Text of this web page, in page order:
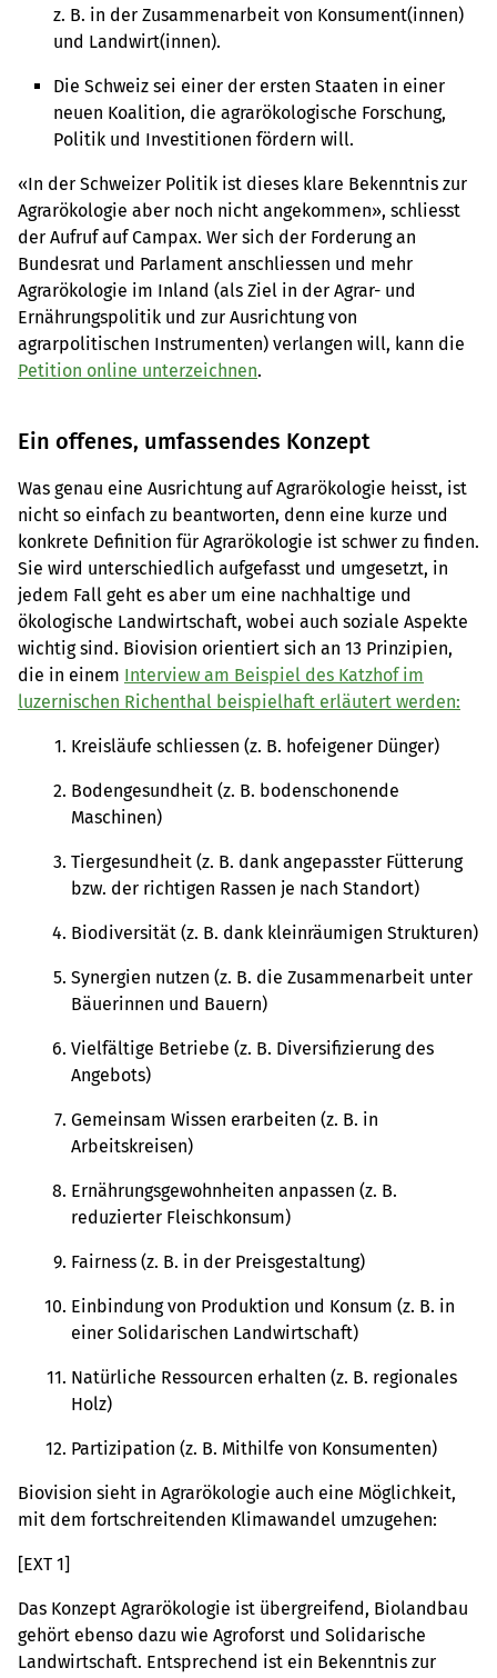
z. B. in der Zusammenarbeit von Konsument(innen)
und Landwirt(innen).
Die Schweiz sei einer der ersten Staaten in einer
neuen Koalition, die agrarökologische Forschung,
Politik und Investitionen fördern will.
«In der Schweizer Politik ist dieses klare Bekenntnis zur
Agrarökologie aber noch nicht angekommen», schliesst
der Aufruf auf Campax. Wer sich der Forderung an
Bundesrat und Parlament anschliessen und mehr
Agrarökologie im Inland (als Ziel in der Agrar- und
Ernährungspolitik und zur Ausrichtung von
agrarpolitischen Instrumenten) verlangen will, kann die
Petition online unterzeichnen.
Ein offenes, umfassendes Konzept
Was genau eine Ausrichtung auf Agrarökologie heisst, ist
nicht so einfach zu beantworten, denn eine kurze und
konkrete Definition für Agrarökologie ist schwer zu finden.
Sie wird unterschiedlich aufgefasst und umgesetzt, in
jedem Fall geht es aber um eine nachhaltige und
ökologische Landwirtschaft, wobei auch soziale Aspekte
wichtig sind. Biovision orientiert sich an 13 Prinzipien,
die in einem Interview am Beispiel des Katzhof im
luzernischen Richenthal beispielhaft erläutert werden:
Kreisläufe schliessen (z. B. hofeigener Dünger)
Bodengesundheit (z. B. bodenschonende
Maschinen)
Tiergesundheit (z. B. dank angepasster Fütterung
bzw. der richtigen Rassen je nach Standort)
Biodiversität (z. B. dank kleinräumigen Strukturen)
Synergien nutzen (z. B. die Zusammenarbeit unter
Bäuerinnen und Bauern)
Vielfältige Betriebe (z. B. Diversifizierung des
Angebots)
Gemeinsam Wissen erarbeiten (z. B. in
Arbeitskreisen)
Ernährungsgewohnheiten anpassen (z. B.
reduzierter Fleischkonsum)
Fairness (z. B. in der Preisgestaltung)
Einbindung von Produktion und Konsum (z. B. in
einer Solidarischen Landwirtschaft)
Natürliche Ressourcen erhalten (z. B. regionales
Holz)
Partizipation (z. B. Mithilfe von Konsumenten)
Biovision sieht in Agrarökologie auch eine Möglichkeit,
mit dem fortschreitenden Klimawandel umzugehen:
[EXT 1]
Das Konzept Agrarökologie ist übergreifend, Biolandbau
gehört ebenso dazu wie Agroforst und Solidarische
Landwirtschaft. Entsprechend ist ein Bekenntnis zur